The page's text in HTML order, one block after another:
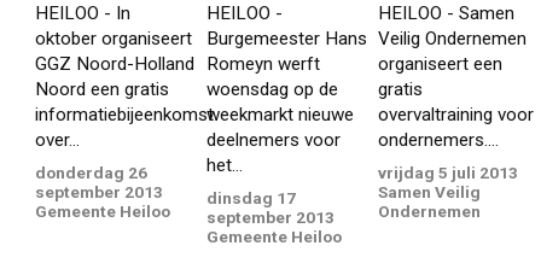
HEILOO - In
oktober organiseert
GGZ Noord-Holland
Noord een gratis
informatiebijeenkomst
over...
donderdag 26
september 2013
Gemeente Heiloo
HEILOO -
Burgemeester Hans
Romeyn werft
woensdag op de
weekmarkt nieuwe
deelnemers voor
het...
dinsdag 17
september 2013
Gemeente Heiloo
HEILOO - Samen
Veilig Ondernemen
organiseert een
gratis
overvaltraining voor
ondernemers....
vrijdag 5 juli 2013
Samen Veilig
Ondernemen